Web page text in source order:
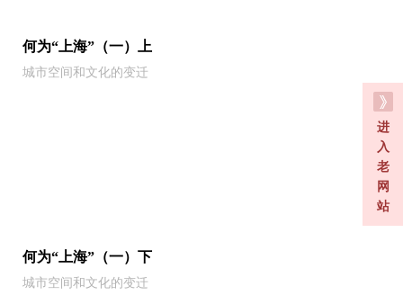
进
入
老
网
站
何为“上海”（一）上
城市空间和文化的变迁
何为“上海”（一）下
城市空间和文化的变迁